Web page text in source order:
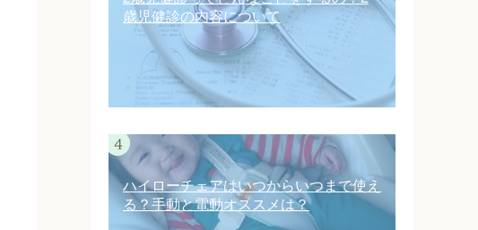
歳児健診の内容について
ハイローチェアはいつからいつまで使え
る？手動と電動オススメは？